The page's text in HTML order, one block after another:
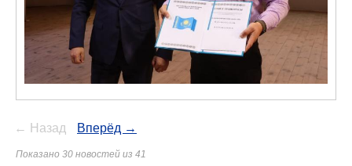
← Назад Вперёд →
Показано 30 новостей из 41